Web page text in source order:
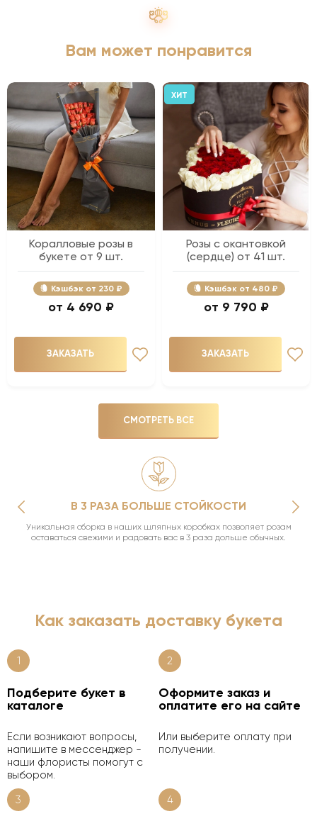
Вам может понравится
Коралловые розы в
букете от 9 шт.
Кэшбэк 230 ₽
4 690 ₽
ЗАКАЗАТЬ
ХИТ
Розы с окантовкой
(сердце) от 41 шт.
Кэшбэк 480 ₽
9 790 ₽
ЗАКАЗАТЬ
СМОТРЕТЬ ВСЕ
В 3 РАЗА БОЛЬШЕ СТОЙКОСТИ
Уникальная сборка в наших шляпных коробках позволяет розам
оставаться свежими и радовать вас в 3 раза дольше обычных.
Как заказать доставку букета
1
Подберите букет в
каталоге
Если возникают вопросы,
напишите в мессенджер -
наши флористы помогут с
выбором.
2
Оформите заказ и
оплатите его на сайте
Или выберите оплату при
получении.
3 4